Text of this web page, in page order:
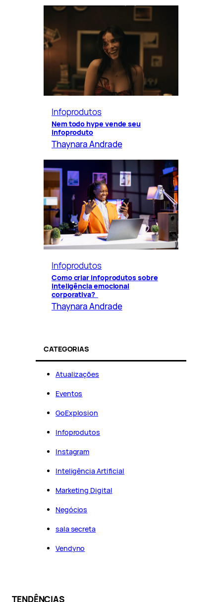
Infoprodutos
Nem todo hype vende seu
infoproduto
Thaynara Andrade
Infoprodutos
Como criar infoprodutos sobre
inteligência emocional
corporativa?
Thaynara Andrade
CATEGORIAS
Atualizações
Eventos
GoExplosion
Infoprodutos
Instagram
Inteligência Artificial
Marketing Digital
Negócios
sala secreta
Vendyno
TENDÊNCIAS